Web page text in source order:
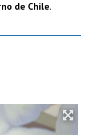
de Chile.